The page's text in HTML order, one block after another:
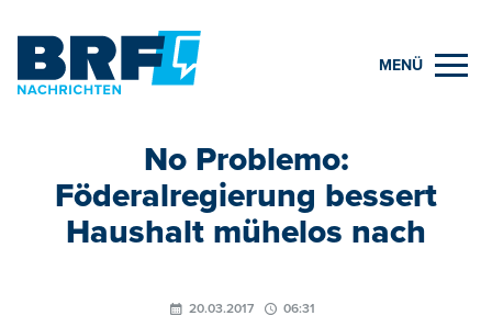
MENÜ
No Problemo:
Föderalregierung bessert
Haushalt mühelos nach
20.03.2017 06:31